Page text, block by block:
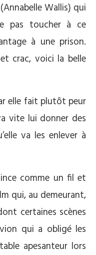
Wallis) qui
pas toucher à ce
à une prison.
crac, voici la belle
elle fait plutôt peur
vite lui donner des
va les enlever à
comme un fil et
qui, au demeurant,
certaines scènes
qui a obligé les
apesanteur lors